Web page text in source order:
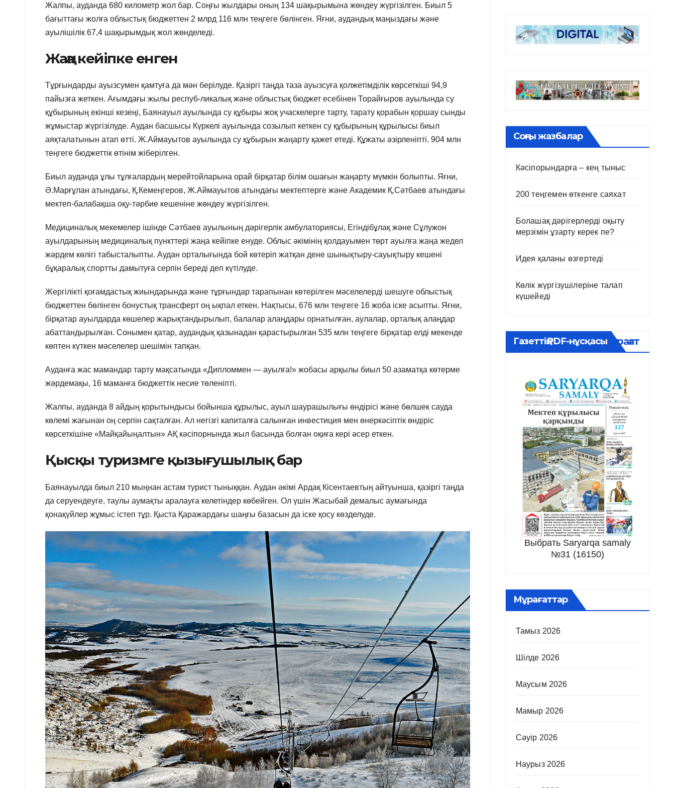
Жалпы, ауданда 680 километр жол бар. Соңғы жылдары оның 134 шақырымына жөндеу жүргізілген. Биыл 5
бағыттағы жолға облыстық бюджеттен 2 млрд 116 млн теңгеге бөлінген. Яғни, аудандық маңыздағы және
ауылішілік 67,4 шақырымдық жол жөнделеді.
Жаңа кейіпке енген
Тұрғындарды ауызсумен қамтуға да мән берілуде. Қазіргі таңда таза ауызсуға қолжетімділік көрсеткіші 94,9
пайызға жеткен. Ағымдағы жылы респуб-ликалық және облыстық бюджет есебінен Торайғыров ауылында су
құбырының екінші кезеңі, Баянауыл ауылында су құбыры жоқ учаскелерге тарту, тарату қорабын қоршау сынды
жұмыстар жүргізілуде. Аудан басшысы Күркелі ауылында созылып кеткен су құбырының құрылысы биыл
аяқталатынын атап өтті. Ж.Аймауытов ауылында су құбырын жаңарту қажет етеді. Құжаты әзірленіпті. 904 млн
теңгеге бюджеттік өтінім жіберілген.
Биыл ауданда ұлы тұлғалардың мерейтойларына орай бірқатар білім ошағын жаңарту мүмкін болыпты. Яғни,
Ә.Марғұлан атындағы, Қ.Кемеңгеров, Ж.Аймауытов атындағы мектептерге және Академик Қ.Сәтбаев атындағы
мектеп-балабақша оқу-тәрбие кешеніне жөндеу жүргізілген.
Медициналық мекемелер ішінде Сәтбаев ауылының дәрігерлік амбулаториясы, Егіндібұлақ және Сұлужон
ауылдарының медициналық пункттері жаңа кейіпке енуде. Облыс әкімінің қолдауымен төрт ауылға жаңа жедел
жәрдем көлігі табысталыпты. Аудан орталығында бой көтеріп жатқан дене шынықтыру-сауықтыру кешені
бұқаралық спортты дамытуға серпін береді деп күтілуде.
Жергілікті қоғамдастық жиындарында және тұрғындар тарапынан көтерілген мәселелерді шешуге облыстық
бюджеттен бөлінген бонустық трансферт оң ықпал еткен. Нақтысы, 676 млн теңгеге 16 жоба іске асыпты. Яғни,
бірқатар ауылдарда көшелер жарықтандырылып, балалар алаңдары орнатылған, аулалар, орталық алаңдар
абаттандырылған. Сонымен қатар, аудандық қазынадан қарастырылған 535 млн теңгеге бірқатар елді мекенде
көптен күткен мәселелер шешімін тапқан.
Ауданға жас мамандар тарту мақсатында «Дипломмен — ауылға!» жобасы арқылы биыл 50 азаматқа көтерме
жәрдемақы, 16 маманға бюджеттік несие төленіпті.
Жалпы, ауданда 8 айдың қорытындысы бойынша құрылыс, ауыл шаурашылығы өндірісі және бөлшек сауда
көлемі жағынан оң серпін сақталған. Ал негізгі капиталға салынған инвестиция мен өнеркәсіптік өндіріс
көрсеткішіне «Майқайыңалтын» АҚ кәсіпорнында жыл басында болған оқиға кері әсер еткен.
Қысқы туризмге қызығушылық бар
Баянауылда биыл 210 мыңнан астам турист тыныққан. Аудан әкімі Ардақ Кісентаевтың айтуынша, қазіргі таңда
да серуендеуге, таулы аумақты аралауға келетіндер көбейген. Ол үшін Жасыбай демалыс аумағында
қонақүйлер жұмыс істеп тұр. Қыста Қаражардағы шаңғы базасын да іске қосу көзделуде.
Соңғы жазбалар
Кәсіпорындарға – кең тыныс
200 теңгемен өткенге саяхат
Болашақ дәрігерлерді оқыту
мерзімін ұзарту керек пе?
Идея қаланы өзгертеді
Көлік жүргізушілеріне талап
күшейеді
Газеттің PDF-нұсқасыМұрағат
Выбрать Saryarqa samaly
№31 (16150)
Мұрағаттар
Тамыз 2026
Шілде 2026
Маусым 2026
Мамыр 2026
Сәуір 2026
Наурыз 2026